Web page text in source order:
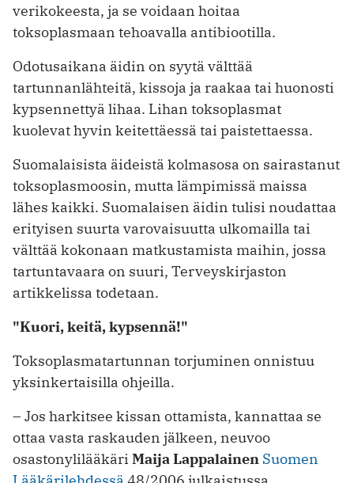
verikokeesta, ja se voidaan hoitaa
toksoplasmaan tehoavalla antibiootilla.
Odotusaikana äidin on syytä välttää
tartunnanlähteitä, kissoja ja raakaa tai huonosti
kypsennettyä lihaa. Lihan toksoplasmat
kuolevat hyvin keitettäessä tai paistettaessa.
Suomalaisista äideistä kolmasosa on sairastanut
toksoplasmoosin, mutta lämpimissä maissa
lähes kaikki. Suomalaisen äidin tulisi noudattaa
erityisen suurta varovaisuutta ulkomailla tai
välttää kokonaan matkustamista maihin, jossa
tartuntavaara on suuri, Terveyskirjaston
artikkelissa todetaan.
"Kuori, keitä, kypsennä!"
Toksoplasmatartunnan torjuminen onnistuu
yksinkertaisilla ohjeilla.
– Jos harkitsee kissan ottamista, kannattaa se
ottaa vasta raskauden jälkeen, neuvoo
osastonylilääkäri Maija Lappalainen Suomen